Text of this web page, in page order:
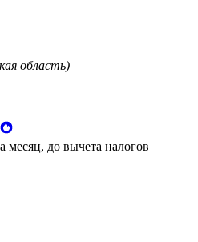
область)
месяц, до вычета налогов